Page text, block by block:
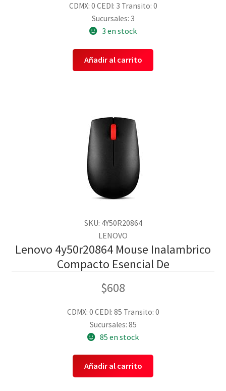
CDMX: 0 CEDI: 3 Transito: 0
Sucursales: 3
3 en stock
Añadir al carrito
SKU: 4Y50R20864
LENOVO
Lenovo 4y50r20864 Mouse Inalambrico
Compacto Esencial De
$608
CDMX: 0 CEDI: 85 Transito: 0
Sucursales: 85
85 en stock
Añadir al carrito